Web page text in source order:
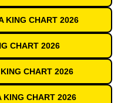
KING CHART 2026
CHART 2026
CHART 2026
KING CHART 2026